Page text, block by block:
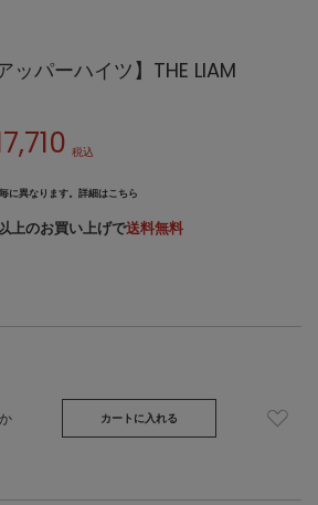
パーハイツ】THE LIAM
税込
異なります。 詳細はこちら
上のお買い上げで送料無料
カートに入れる